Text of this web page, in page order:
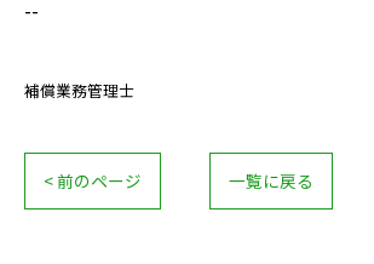
--
補償業務管理士
< 前のページ 一覧に戻る